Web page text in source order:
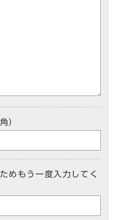
）
めもう一度入力してく